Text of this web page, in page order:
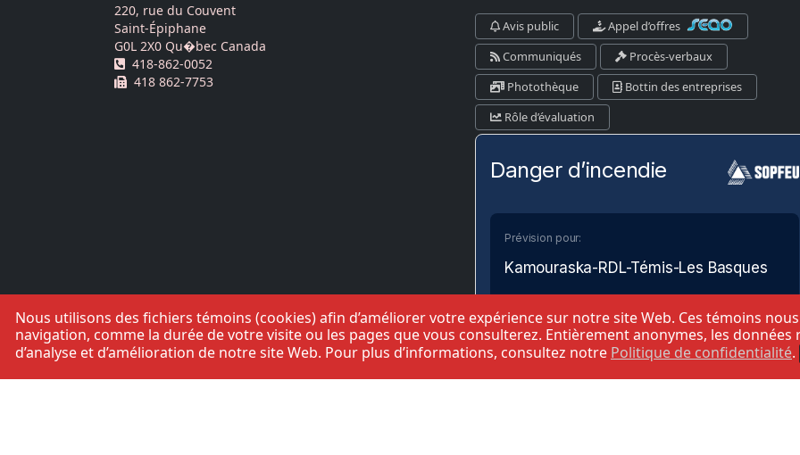
220, rue du Couvent
Saint-Épiphane
G0L 2X0 Qu�bec Canada
Téléphone :
418-862-0052
Télécopie :
418 862-7753
Avis public
Appel d’offres
Communiqués
Procès-verbaux
Photothèque
Bottin des entreprises
Rôle d’évaluation
Danger d’incendie
Prévision pour:
Kamouraska-RDL-Témis-Les Basques
Bas Modéré Élevé Très Élevé Extrême
Nous utilisons des fichiers témoins (cookies) afin d’améliorer votre expérience sur notre site Web. Ces témoins
navigation, comme la durée de votre visite ou les pages que vous consulterez. Entièrement anonymes, les
d’analyse et d’amélioration de notre site Web. Pour plus d’informations, consultez notre Politique de confidentialité.